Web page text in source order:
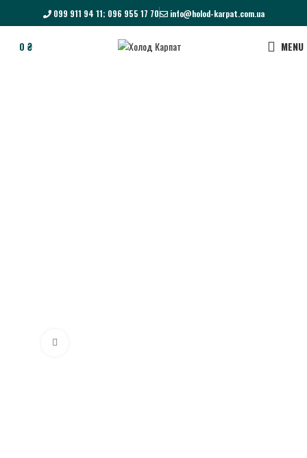
099 911 94 11; 096 955 17 70 info@holod-karpat.com.ua
0 ₴ MENU